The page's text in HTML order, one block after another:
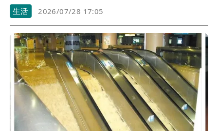
家...
生活 2026/07/28 17:05